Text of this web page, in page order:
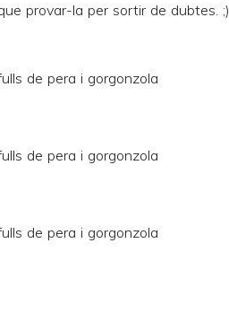
provar-la per sortir de dubtes. ;)